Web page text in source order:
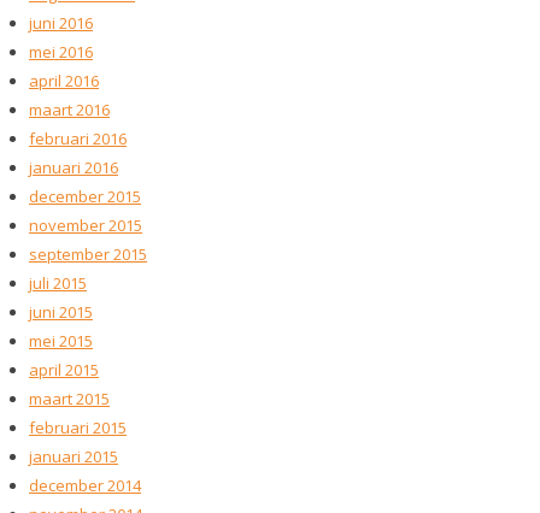
juni 2016
mei 2016
april 2016
maart 2016
februari 2016
januari 2016
december 2015
november 2015
september 2015
juli 2015
juni 2015
mei 2015
april 2015
maart 2015
februari 2015
januari 2015
december 2014